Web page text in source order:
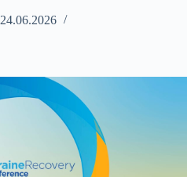
24.06.2026